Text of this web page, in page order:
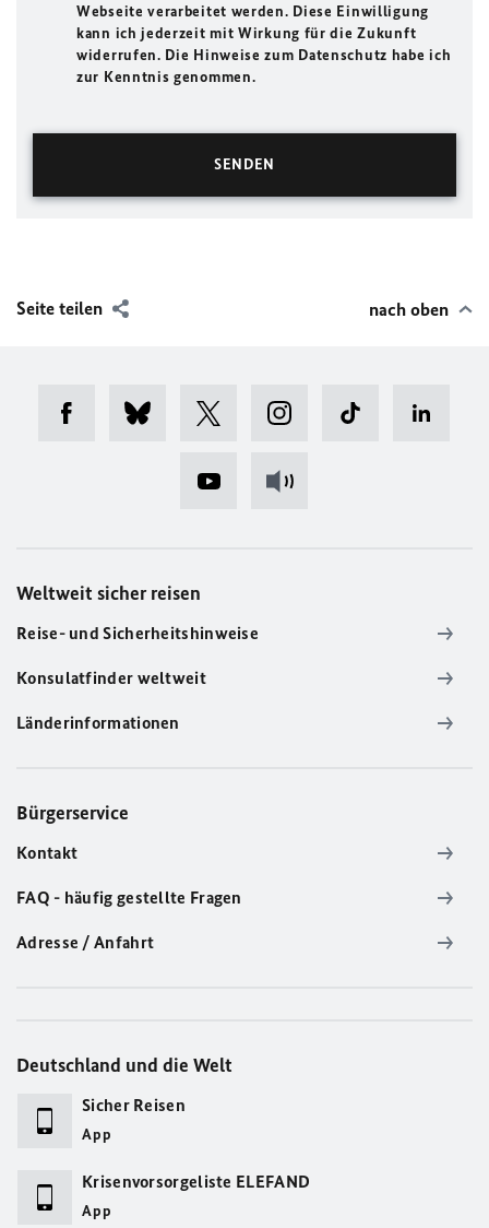
Webseite verarbeitet werden. Diese Einwilligung
kann ich jederzeit mit Wirkung für die Zukunft
widerrufen. Die Hinweise zum Datenschutz habe ich
zur Kenntnis genommen.
Seite teilen nach oben
Weltweit sicher reisen
Reise- und Sicherheitshinweise
Konsulatfinder weltweit
Länderinformationen
Bürgerservice
Kontakt
FAQ - häufig gestellte Fragen
Adresse / Anfahrt
Deutschland und die Welt
Sicher Reisen
App
Krisenvorsorgeliste ELEFAND
App